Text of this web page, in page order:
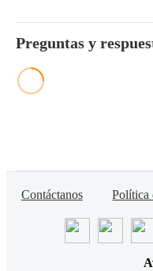
Preguntas y
Contáctanos Política